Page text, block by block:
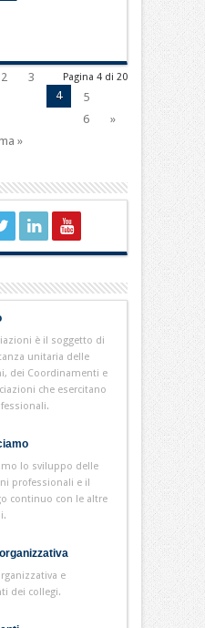
Pagina 4 di 20
2
3
4
5
6
»
»
è il soggetto di
unitaria delle
dei Coordinamenti e
che esercitano
lo sviluppo delle
professionali e il
continuo con le altre
e
dei collegi.